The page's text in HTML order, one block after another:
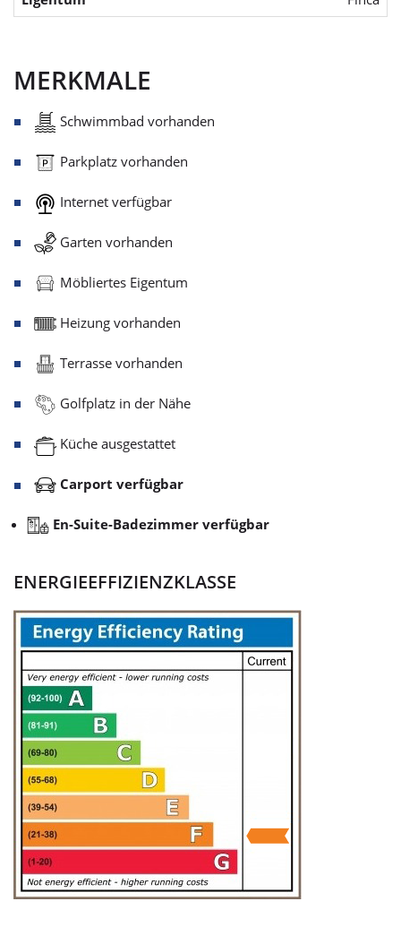
MERKMALE
Schwimmbad vorhanden
Parkplatz vorhanden
Internet verfügbar
Garten vorhanden
Möbliertes Eigentum
Heizung vorhanden
Terrasse vorhanden
Golfplatz in der Nähe
Küche ausgestattet
Carport verfügbar
En-Suite-Badezimmer verfügbar
ENERGIEEFFIZIENZKLASSE